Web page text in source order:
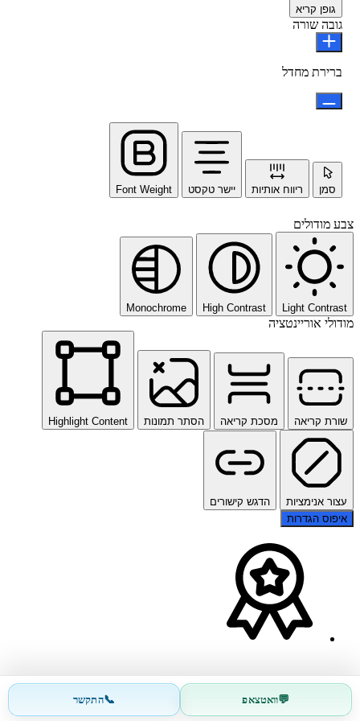
💬וואטצאפ 📞התקשר
גופן קריא
גובה שורה
ברירת מחדל
סמן ריווח אותיות יישר טקסט Font Weight
צבע מודולים
Light Contrast
High Contrast
Monochrome
מודולי אוריינטציה
שורת קריאה מסכת קריאה הסתר תמונות Highlight Content
עצור אנימציות
הדגש קישורים
איפוס הגדרות